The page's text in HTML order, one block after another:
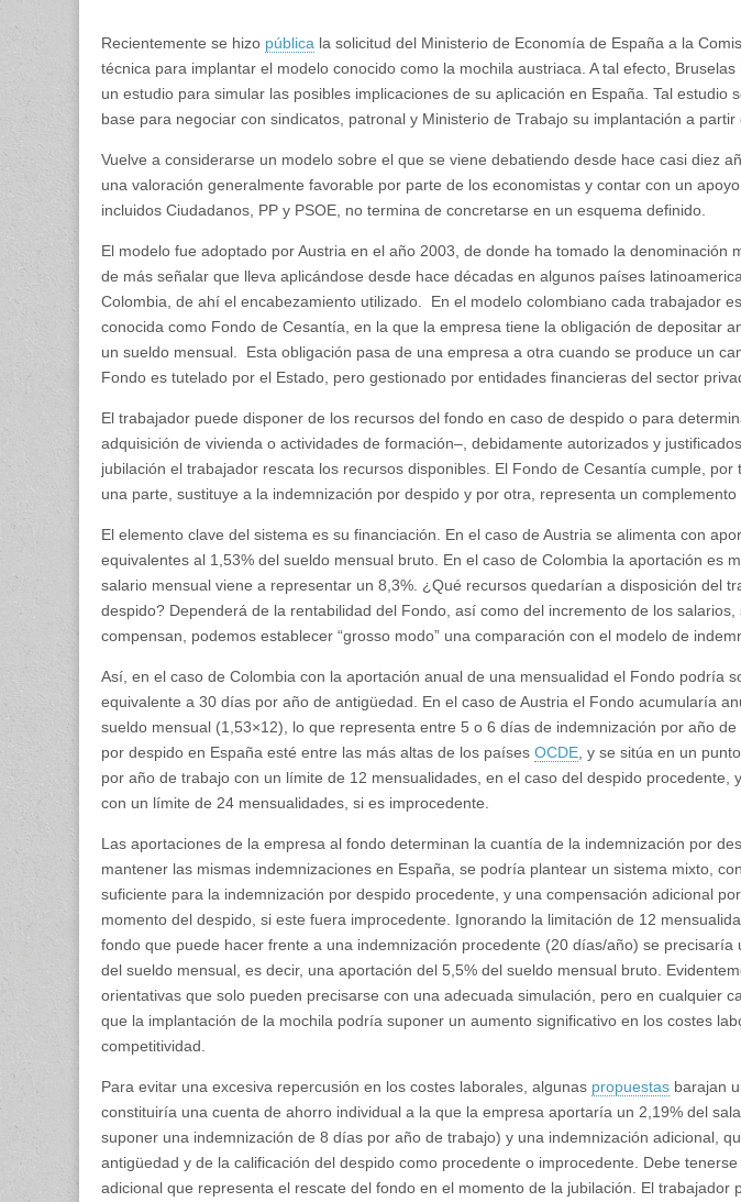
Recientemente se hizo pública la solicitud del Ministerio de Economía de España a la
técnica para implantar el modelo conocido como la mochila austriaca. A tal efecto,
un estudio para simular las posibles implicaciones de su aplicación en España. Tal estudio
base para negociar con sindicatos, patronal y Ministerio de Trabajo su implantación a partir
Vuelve a considerarse un modelo sobre el que se viene debatiendo desde hace casi diez
una valoración generalmente favorable por parte de los economistas y contar con un
incluidos Ciudadanos, PP y PSOE, no termina de concretarse en un esquema definido.
El modelo fue adoptado por Austria en el año 2003, de donde ha tomado la denominación
de más señalar que lleva aplicándose desde hace décadas en algunos países
Colombia, de ahí el encabezamiento utilizado. En el modelo colombiano cada trabajador
conocida como Fondo de Cesantía, en la que la empresa tiene la obligación de depositar
un sueldo mensual. Esta obligación pasa de una empresa a otra cuando se produce un
Fondo es tutelado por el Estado, pero gestionado por entidades financieras del sector
El trabajador puede disponer de los recursos del fondo en caso de despido o para
adquisición de vivienda o actividades de formación–, debidamente autorizados y
jubilación el trabajador rescata los recursos disponibles. El Fondo de Cesantía cumple, por
una parte, sustituye a la indemnización por despido y por otra, representa un complemento
El elemento clave del sistema es su financiación. En el caso de Austria se alimenta con
equivalentes al 1,53% del sueldo mensual bruto. En el caso de Colombia la aportación es
salario mensual viene a representar un 8,3%. ¿Qué recursos quedarían a disposición del
despido? Dependerá de la rentabilidad del Fondo, así como del incremento de los salarios,
compensan, podemos establecer “grosso modo” una comparación con el modelo de
Así, en el caso de Colombia con la aportación anual de una mensualidad el Fondo podría
equivalente a 30 días por año de antigüedad. En el caso de Austria el Fondo acumularía
sueldo mensual (1,53×12), lo que representa entre 5 o 6 días de indemnización por año
por despido en España esté entre las más altas de los países OCDE , y se sitúa en un
por año de trabajo con un límite de 12 mensualidades, en el caso del despido procedente,
con un límite de 24 mensualidades, si es improcedente.
Las aportaciones de la empresa al fondo determinan la cuantía de la indemnización por
mantener las mismas indemnizaciones en España, se podría plantear un sistema mixto,
suficiente para la indemnización por despido procedente, y una compensación adicional
momento del despido, si este fuera improcedente. Ignorando la limitación de 12
fondo que puede hacer frente a una indemnización procedente (20 días/año) se precisaría
del sueldo mensual, es decir, una aportación del 5,5% del sueldo mensual bruto.
orientativas que solo pueden precisarse con una adecuada simulación, pero en cualquier
que la implantación de la mochila podría suponer un aumento significativo en los costes
competitividad.
Para evitar una excesiva repercusión en los costes laborales, algunas propuestas barajan
constituiría una cuenta de ahorro individual a la que la empresa aportaría un 2,19% del
suponer una indemnización de 8 días por año de trabajo) y una indemnización adicional,
antigüedad y de la calificación del despido como procedente o improcedente. Debe
adicional que representa el rescate del fondo en el momento de la jubilación. El trabajador